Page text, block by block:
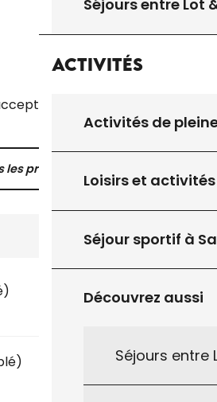
Séjours entre Lot
Activités
Activités de
Loisirs et activités
Séjour sportif à
Découvrez aussi
Séjours entre
prestations